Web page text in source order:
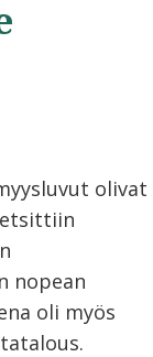
olivat
etsittiin
nopean
oli myös